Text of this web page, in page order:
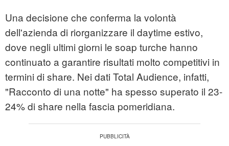
Una decisione che conferma la volontà
dell'azienda di riorganizzare il daytime estivo,
dove negli ultimi giorni le soap turche hanno
continuato a garantire risultati molto competitivi in
termini di share. Nei dati Total Audience, infatti,
"Racconto di una notte" ha spesso superato il 23-
24% di share nella fascia pomeridiana.